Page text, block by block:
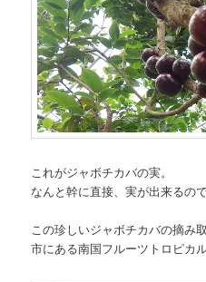
これがジャボチカバの実。
なんと幹に直接、実が出来るの
この珍しいジャボチカバの摘み
市にある南国フルーツトロピカ